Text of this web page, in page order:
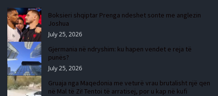
Boksieri shqiptar Prenga ndeshet sonte me anglezin
Joshua
July 25, 2026
Gjermania në ndryshim: ku hapen vendet e reja të
punës?
July 25, 2026
Gruaja nga Maqedonia me veturë vrau brutalisht një qen
në Mal të Zi! Tentoi të arratisej, por u kap në kufi